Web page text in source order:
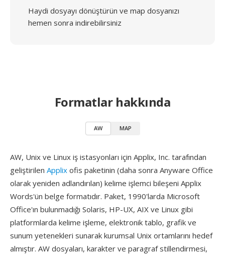
Haydi dosyayı dönüştürün ve map dosyanızı
hemen sonra indirebilirsiniz
Formatlar hakkında
AW MAP
AW, Unix ve Linux iş istasyonları için Applix, Inc. tarafından
geliştirilen Applix ofis paketinin (daha sonra Anyware Office
olarak yeniden adlandırılan) kelime işlemci bileşeni Applix
Words'ün belge formatıdır. Paket, 1990'larda Microsoft
Office'ın bulunmadığı Solaris, HP-UX, AIX ve Linux gibi
platformlarda kelime işleme, elektronik tablo, grafik ve
sunum yetenekleri sunarak kurumsal Unix ortamlarını hedef
almıştır. AW dosyaları, karakter ve paragraf stillendirmesi,